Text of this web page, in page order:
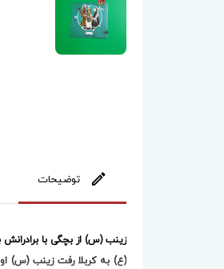
توضیحات
زینب (س) از بچگی با
(ع) به کربلا رفت زینب (س)